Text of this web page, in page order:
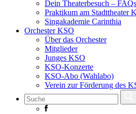
Dein Theaterbesuch – FAQs
Praktikum am Stadttheater
Singakademie Carinthia
Orchester KSO
Über das Orchester
Mitglieder
Junges KSO
KSO-Konzerte
KSO-Abo (Wahlabo)
Verein zur Förderung des